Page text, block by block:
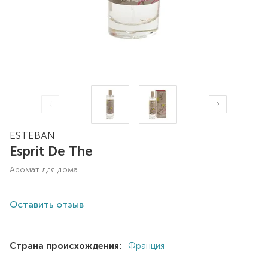
ESTEBAN
Esprit De The
аромат для дома
Оставить отзыв
Страна происхождения:
Франция